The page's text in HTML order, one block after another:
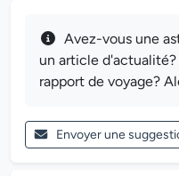
Avez-vous une
un article
rapport de voyage?
Envoyer une